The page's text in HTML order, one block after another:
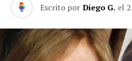
Escrito por Diego G. el